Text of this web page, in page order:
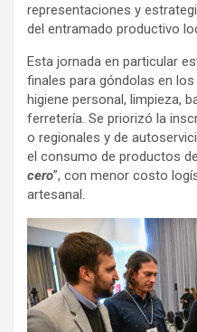
representaciones y
del entramado productivo
Esta jornada en particular
finales para góndolas en
higiene personal, limpieza,
ferretería. Se priorizó la
o regionales y de
el consumo de productos
cero”, con menor costo
artesanal.